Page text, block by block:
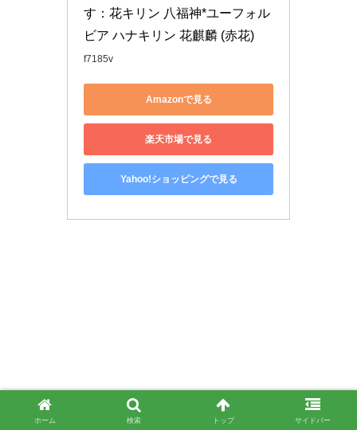
す：花キリン 八福神*ユーフォル
ビア ハナキリン 花麒麟 (赤花)
f7185v
Amazonで見る
楽天市場で見る
Yahoo!ショッピングで見る
ホーム 検索 トップ サイドバー